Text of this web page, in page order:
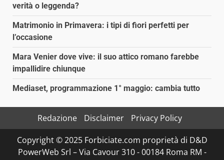
verità o leggenda?
Matrimonio in Primavera: i tipi di fiori perfetti per
l’occasione
Mara Venier dove vive: il suo attico romano farebbe
impallidire chiunque
Mediaset, programmazione 1° maggio: cambia tutto
Redazione Disclaimer
Privacy Policy
Copyright © 2025 Forbiciate.com proprietà di D&D
PowerWeb Srl – Via Cavour 310 - 00184 Roma RM -